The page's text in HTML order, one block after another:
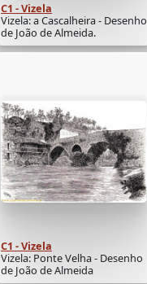
C1 - Vizela
Vizela: a Cascalheira - Desenho
de João de Almeida.
C1 - Vizela
Vizela: Ponte Velha - Desenho
de João de Almeida